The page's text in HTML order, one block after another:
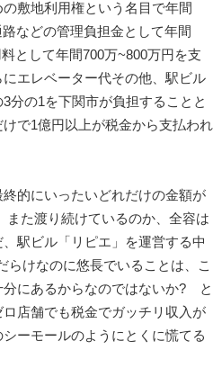
敷地利用権という名目で年間
などの管理負担金として年間
として年間700万~800万円を支
エレベーター代その他、駅ビル
分の1を下関市が負担することと
で1億円以上が税金から支払われ
的にいったいどれだけの金額が
また渡り続けているのか、全容は
駅ビル「リピエ」を運営する中
らけなのに悠長でいることは、こ
分にあるからなのではないか? と
店舗でも税金でガッチリ収入が
ーモールのようにとくに慌てる